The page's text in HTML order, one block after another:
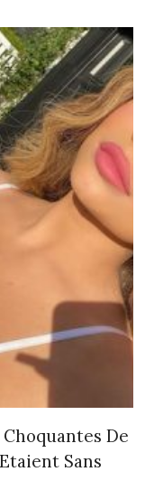
De
Sans